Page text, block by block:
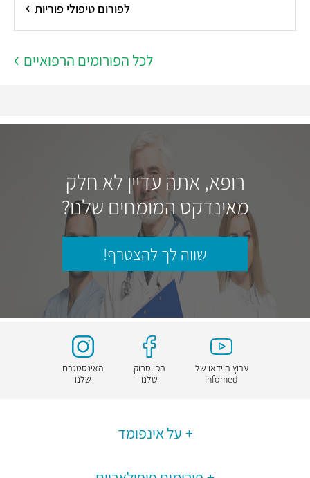
לפורום טיפולי פוריות
לכל הפורומים הרפואיים
רופא, אתה עדיין לא חלק
מאינדקס המומחים שלנו?
שווה לך להצטרף!
ערוץ הוידאו של
Infomed
הפייסבוק
שלנו
האינסטגרם
שלנו
על אינפומד